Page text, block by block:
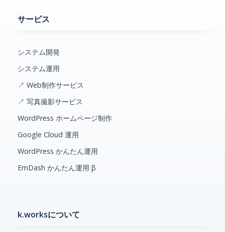
サービス
システム開発
システム運用
↗ Web制作サービス
↗ 写真撮影サービス
WordPress ホームページ制作
Google Cloud 運用
WordPress かんたん運用
EmDash かんたん運用 β
k.worksについて